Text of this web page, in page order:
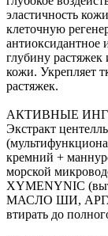
эластичность
клеточную
глубину растяжек
кожи. Укрепляет
растяжек.
АКТИВНЫЕ
Экстракт
кремний +
морской
XYMENYNIC
МАСЛО ШИ,
втирать до